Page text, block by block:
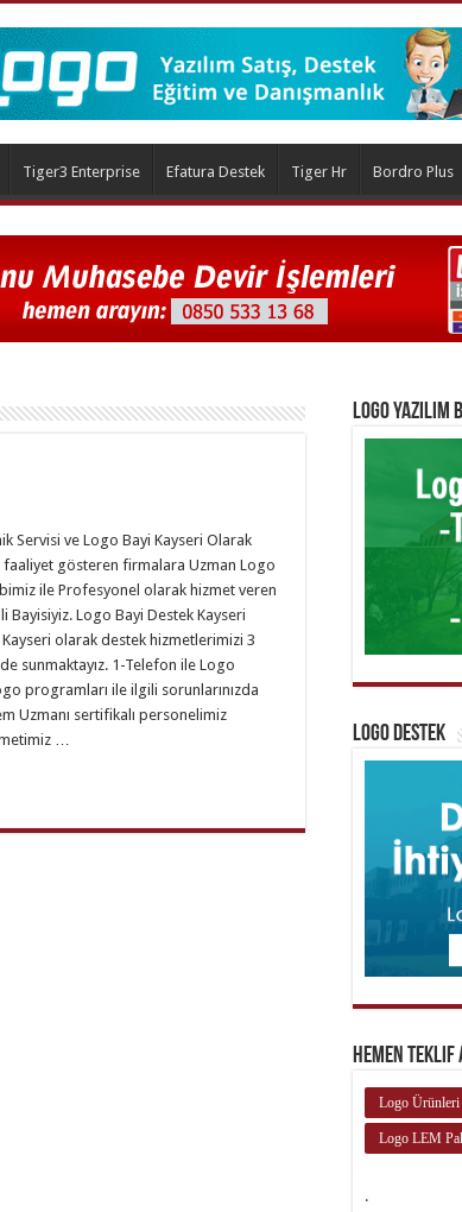
Tiger3 Enterprise Efatura Destek Tiger Hr Bordro Plus
Servisi ve Logo Bayi Kayseri Olarak
faaliyet gösteren firmalara Uzman Logo
ile Profesyonel olarak hizmet veren
Bayisiyiz. Logo Bayi Destek Kayseri
olarak destek hizmetlerimizi 3
sunmaktayız. 1-Telefon ile Logo
programları ile ilgili sorunlarınızda
Uzmanı sertifikalı personelimiz
…
Logo Yazılım
Logo Destek
Hemen Teklif
Logo
Logo LEM
.